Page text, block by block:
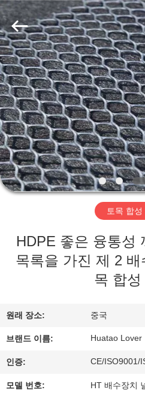
집
제
품
우
리
공
장
여
2020
2026
HUATAO
LOVER
LTD.
All
Rights
Reserved.
토목 합성
HDPE 좋은 융통성
목록을 가진 제 2
목 합
원래 장소: 중국
브랜드 이름: Huatao Lover
인증: CE/ISO9001/
모델 번호: HT 배수장치